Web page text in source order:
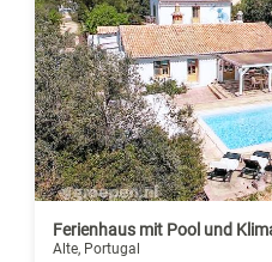
Ferienhaus mit Pool und
Alte, Portugal